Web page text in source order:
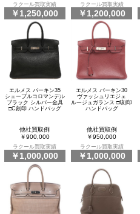
ラクール買取実績
￥1,250,000
ラクール買取実績
￥1,200,000
エルメス バーキン35
シェーブルコロマンデル
ブラック シルバー金具
□C刻印 ハンドバッグ
他社買取例
￥900,000
ラクール買取実績
￥1,000,000
エルメス バーキン30
ヴァッシュリエジェ
ルージュガランス □I刻印
ハンドバッグ
他社買取例
￥950,000
ラクール買取実績
￥1,000,000